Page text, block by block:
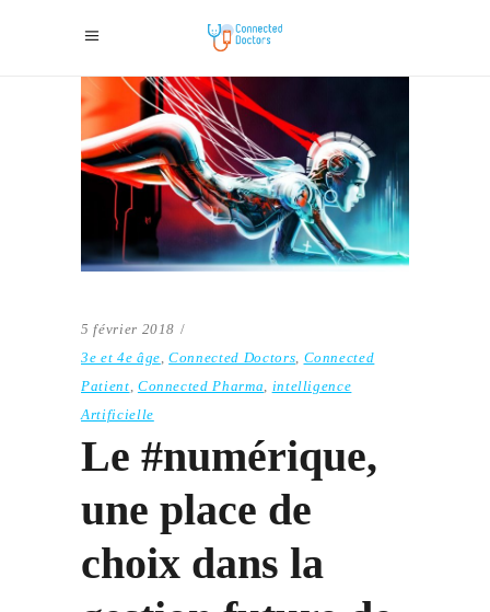
5 février 2018
3e et 4e âge ,Connected Doctors Connected
Patient Connected Pharma
intelligence
Artificielle
Le #numérique,
une place de
choix dans la